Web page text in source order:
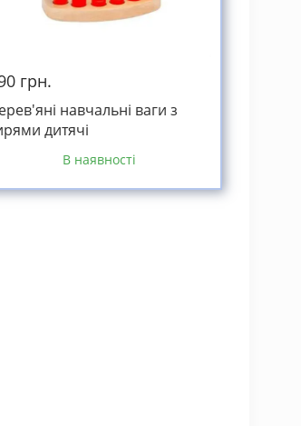
грн.
навчальні ваги з
дитячі
В наявності